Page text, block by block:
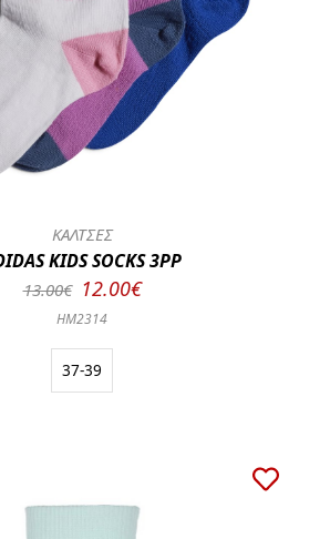
ΚΑΛΤΣΕΣ
KIDS SOCKS 3PP
13.00€ 12.00€
HM2314
37-39